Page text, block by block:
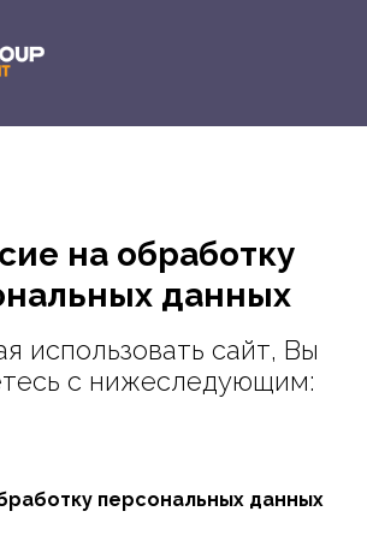
на обработку
данных
использовать сайт, Вы
с нижеследующим:
персональных данных